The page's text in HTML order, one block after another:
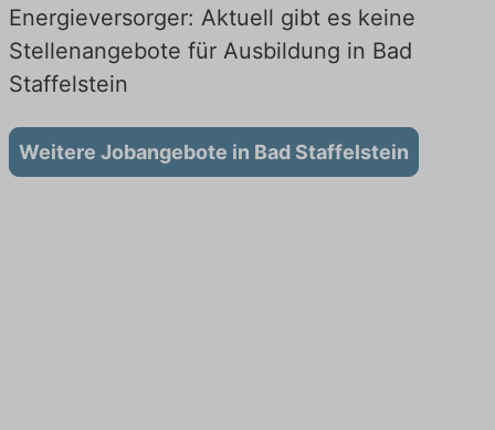
Energieversorger: Aktuell gibt es keine
Stellenangebote für Ausbildung in Bad
Staffelstein
Weitere Jobangebote in Bad Staffelstein